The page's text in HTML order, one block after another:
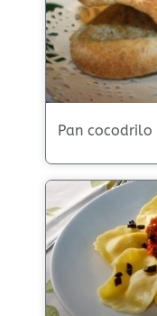
Pan cocodrilo